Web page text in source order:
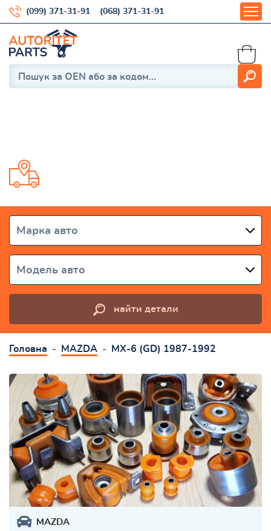
(099) 371-31-91 (068) 371-31-91
Марка авто
Модель авто
найти детали
Головна MAZDA MX-6 (GD) 1987-1992
MAZDA